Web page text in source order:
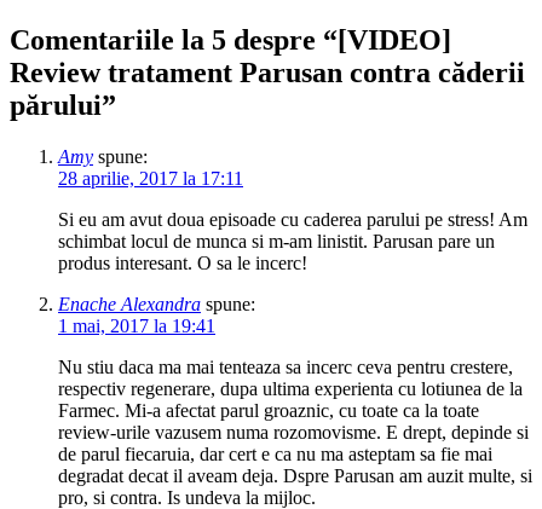
Comentariile la 5 despre “[VIDEO]
Review tratament Parusan contra căderii
părului”
Amy spune:
28 aprilie, 2017 la 17:11
Si eu am avut doua episoade cu caderea parului pe stress! Am
schimbat locul de munca si m-am linistit. Parusan pare un
produs interesant. O sa le incerc!
Enache Alexandra spune:
1 mai, 2017 la 19:41
Nu stiu daca ma mai tenteaza sa incerc ceva pentru crestere,
respectiv regenerare, dupa ultima experienta cu lotiunea de la
Farmec. Mi-a afectat parul groaznic, cu toate ca la toate
review-urile vazusem numa rozomovisme. E drept, depinde si
de parul fiecaruia, dar cert e ca nu ma asteptam sa fie mai
degradat decat il aveam deja. Dspre Parusan am auzit multe, si
pro, si contra. Is undeva la mijloc.